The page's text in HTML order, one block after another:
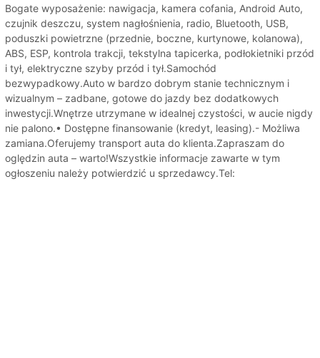
Bogate wyposażenie: nawigacja, kamera cofania, Android Auto,
czujnik deszczu, system nagłośnienia, radio, Bluetooth, USB,
poduszki powietrzne (przednie, boczne, kurtynowe, kolanowa),
ABS, ESP, kontrola trakcji, tekstylna tapicerka, podłokietniki przód
i tył, elektryczne szyby przód i tył.Samochód
bezwypadkowy.Auto w bardzo dobrym stanie technicznym i
wizualnym – zadbane, gotowe do jazdy bez dodatkowych
inwestycji.Wnętrze utrzymane w idealnej czystości, w aucie nigdy
nie palono.• Dostępne finansowanie (kredyt, leasing).- Możliwa
zamiana.Oferujemy transport auta do klienta.Zapraszam do
oględzin auta – warto!Wszystkie informacje zawarte w tym
ogłoszeniu należy potwierdzić u sprzedawcy.Tel: